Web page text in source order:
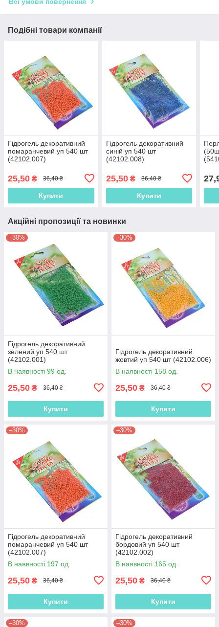
Всі умови повернення
Подібні товари компанії
Гідрогель декоративний
помаранчевий уп 540 шт
(42102.007)
25,50 ₴ 36,40 ₴
Купити
Гідрогель декоративний
синій уп 540 шт
(42102.008)
25,50₴ 36,40 ₴
Купити
Акційні пропозиції та новинки
–30%
Гідрогель декоративний
зелений уп 540 шт
(42102.001)
В наявності 99 од.
25,50 ₴ 36,40 ₴
Купити
–30%
Гідрогель декоративний
жовтий уп 540 шт (42102.006)
В наявності 158 од.
25,50 ₴ 36,40 ₴
Купити
–30%
Гідрогель декоративний
помаранчевий уп 540 шт
(42102.007)
В наявності 197 од.
25,50 ₴ 36,40 ₴
Купити
–30%
Гідрогель декоративний
бордовий уп 540 шт
(42102.002)
В наявності 165 од.
25,50 ₴ 36,40 ₴
Купити
–30% –30%